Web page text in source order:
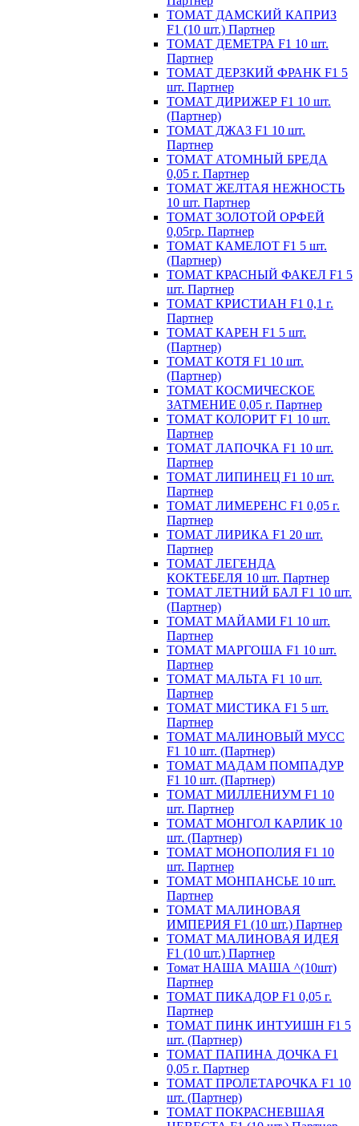
ТОМАТ ДАМСКИЙ КАПРИЗ
F1 (10 шт.) Партнер
ТОМАТ ДЕМЕТРА F1 10 шт.
Партнер
ТОМАТ ДЕРЗКИЙ ФРАНК F1 5
шт. Партнер
ТОМАТ ДИРИЖЕР F1 10 шт.
(Партнер)
ТОМАТ ДЖАЗ F1 10 шт.
Партнер
ТОМАТ АТОМНЫЙ БРЕДА
0,05 г. Партнер
ТОМАТ ЖЕЛТАЯ НЕЖНОСТЬ
10 шт. Партнер
ТОМАТ ЗОЛОТОЙ ОРФЕЙ
0,05гр. Партнер
ТОМАТ КАМЕЛОТ F1 5 шт.
(Партнер)
ТОМАТ КРАСНЫЙ ФАКЕЛ F1 5
шт. Партнер
ТОМАТ КРИСТИАН F1 0,1 г.
Партнер
ТОМАТ КАРЕН F1 5 шт.
(Партнер)
ТОМАТ КОТЯ F1 10 шт.
(Партнер)
ТОМАТ КОСМИЧЕСКОЕ
ЗАТМЕНИЕ 0,05 г. Партнер
ТОМАТ КОЛОРИТ F1 10 шт.
Партнер
ТОМАТ ЛАПОЧКА F1 10 шт.
Партнер
ТОМАТ ЛИПИНЕЦ F1 10 шт.
Партнер
ТОМАТ ЛИМЕРЕНС F1 0,05 г.
Партнер
ТОМАТ ЛИРИКА F1 20 шт.
Партнер
ТОМАТ ЛЕГЕНДА
КОКТЕБЕЛЯ 10 шт. Партнер
ТОМАТ ЛЕТНИЙ БАЛ F1 10 шт.
(Партнер)
ТОМАТ МАЙАМИ F1 10 шт.
Партнер
ТОМАТ МАРГОША F1 10 шт.
Партнер
ТОМАТ МАЛЬТА F1 10 шт.
Партнер
ТОМАТ МИСТИКА F1 5 шт.
Партнер
ТОМАТ МАЛИНОВЫЙ МУСС
F1 10 шт. (Партнер)
ТОМАТ МАДАМ ПОМПАДУР
F1 10 шт. (Партнер)
ТОМАТ МИЛЛЕНИУМ F1 10
шт. Партнер
ТОМАТ МОНГОЛ КАРЛИК 10
шт. (Партнер)
ТОМАТ МОНОПОЛИЯ F1 10
шт. Партнер
ТОМАТ МОНПАНСЬЕ 10 шт.
Партнер
ТОМАТ МАЛИНОВАЯ
ИМПЕРИЯ F1 (10 шт.) Партнер
ТОМАТ МАЛИНОВАЯ ИДЕЯ
F1 (10 шт.) Партнер
Томат НАША МАША ^(10шт)
Партнер
ТОМАТ ПИКАДОР F1 0,05 г.
Партнер
ТОМАТ ПИНК ИНТУИШН F1 5
шт. (Партнер)
ТОМАТ ПАПИНА ДОЧКА F1
0,05 г. Партнер
ТОМАТ ПРОЛЕТАРОЧКА F1 10
шт. (Партнер)
ТОМАТ ПОКРАСНЕВШАЯ